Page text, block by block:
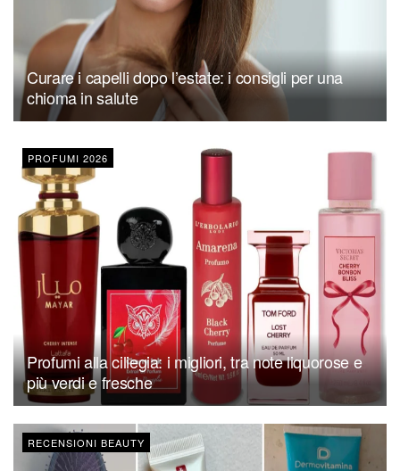
Curare i capelli dopo l’estate: i consigli per una
chioma in salute
PROFUMI 2026
Profumi alla ciliegia: i migliori, tra note liquorose e
più verdi e fresche
RECENSIONI BEAUTY